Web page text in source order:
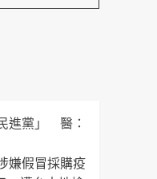
進黨」 醫：
嫌假冒採購疫